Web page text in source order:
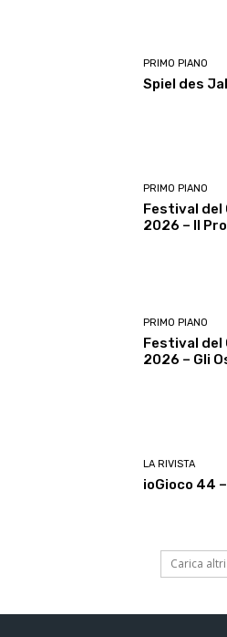
PRIMO PIANO
Spiel des
PRIMO PIANO
Festival del
2026 – Il
PRIMO PIANO
Festival del
2026 – Gli
LA RIVISTA
ioGioco 44
Carica altri